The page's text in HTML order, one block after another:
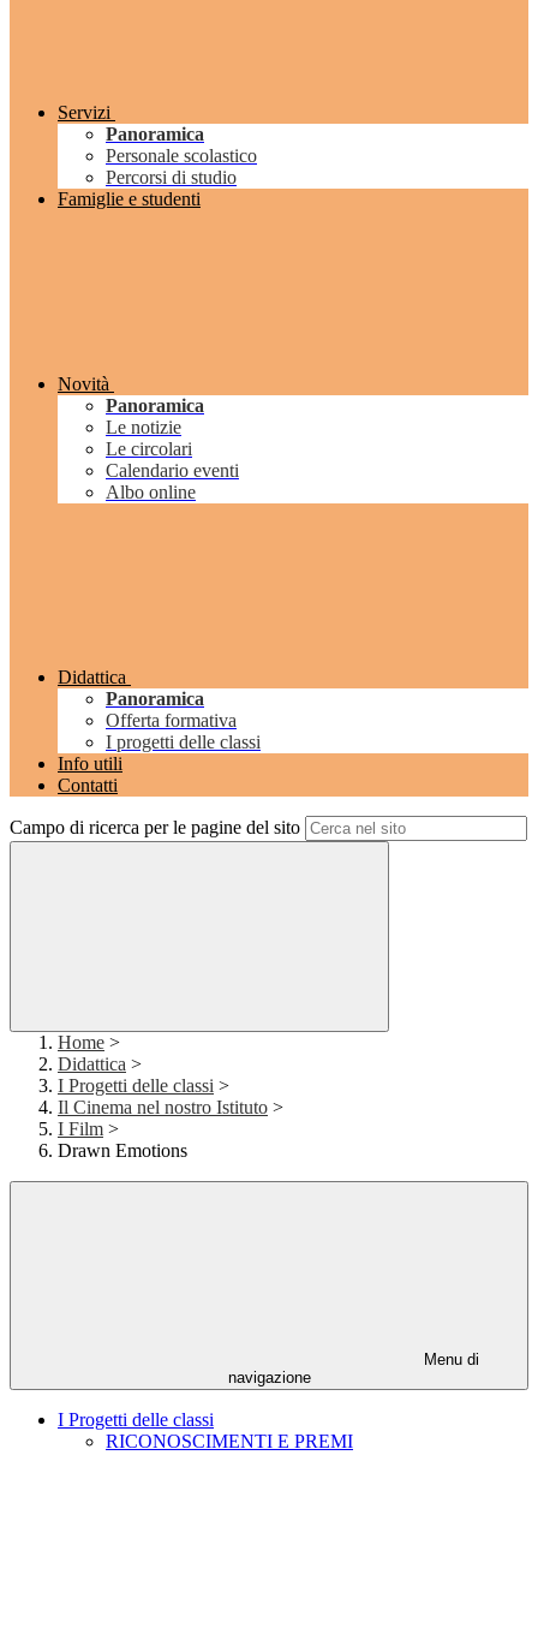
Servizi
Panoramica
Personale scolastico
Percorsi di studio
Famiglie e studenti
Novità
Panoramica
Le notizie
Le circolari
Calendario eventi
Albo online
Didattica
Panoramica
Offerta formativa
I progetti delle classi
Info utili
Contatti
Campo di ricerca per le pagine del sito
Home >
Didattica >
I Progetti delle classi >
Il Cinema nel nostro Istituto >
I Film >
Drawn Emotions
Menu di
navigazione
I Progetti delle classi
RICONOSCIMENTI E PREMI